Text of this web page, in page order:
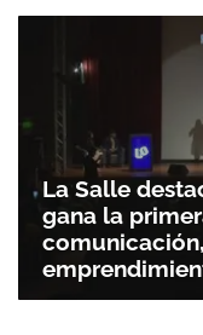
La Salle
gana la